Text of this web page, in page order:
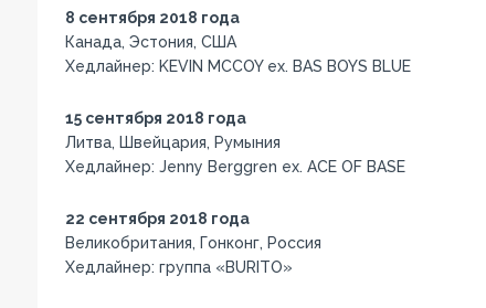
8 сентября 2018 года
Канада, Эстония, США
Хедлайнер: KEVIN MCCOY ex. BAS BOYS BLUE
15 сентября 2018 года
Литва, Швейцария, Румыния
Хедлайнер: Jenny Berggren ex. ACE OF BASE
22 сентября 2018 года
Великобритания, Гонконг, Россия
Хедлайнер: группа «BURITO»